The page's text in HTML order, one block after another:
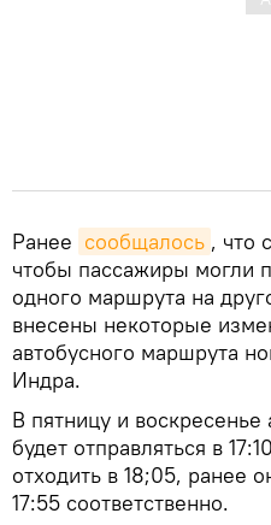
Ранее сообщалось , что
чтобы пассажиры могли
одного маршрута на
внесены некоторые
автобусного маршрута
Индра.
В пятницу и воскресенье
будет отправляться в
отходить в 18;05, ранее
17:55 соответственно.